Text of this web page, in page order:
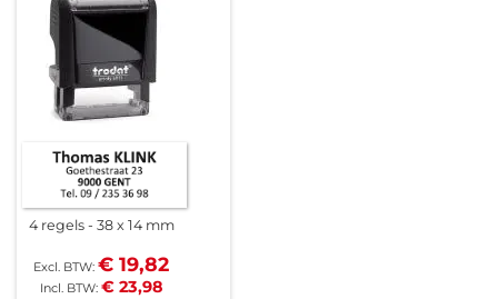
4 regels 38 x 14 mm
€ 23,98
€ 19,82